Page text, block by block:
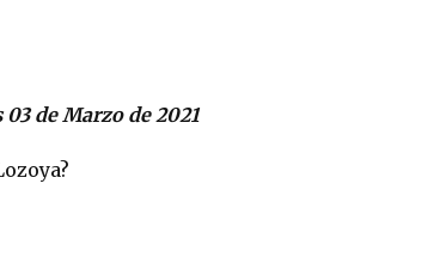
de Marzo de 2021